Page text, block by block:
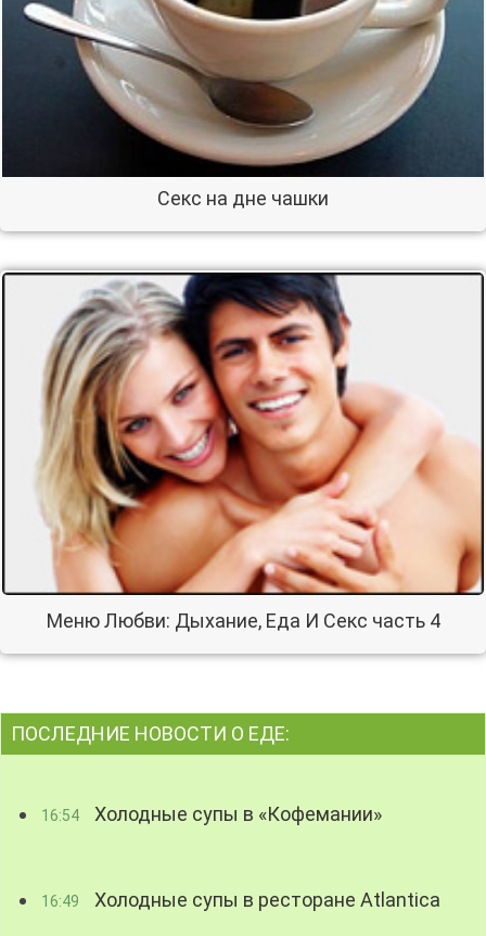
Секс на дне чашки
Меню Любви: Дыхание, Еда И Секс часть 4
ПОСЛЕДНИЕ НОВОСТИ О ЕДЕ:
16:54 Холодные супы в «Кофемании»
16:49 Холодные супы в ресторане Atlantica